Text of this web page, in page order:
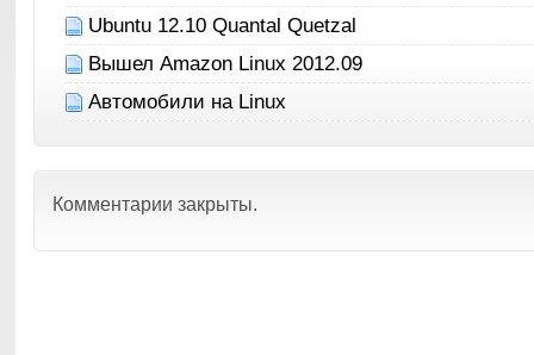
Ubuntu 12.10 Quantal Quetzal
Вышел Amazon Linux 2012.09
Автомобили на Linux
Комментарии закрыты.